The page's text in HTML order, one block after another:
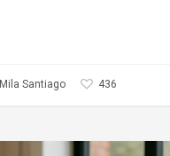
Santiago 436